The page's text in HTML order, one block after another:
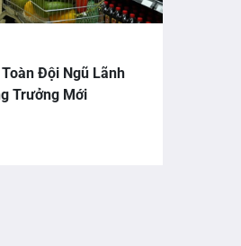
Đội Ngũ Lãnh
Trưởng Mới